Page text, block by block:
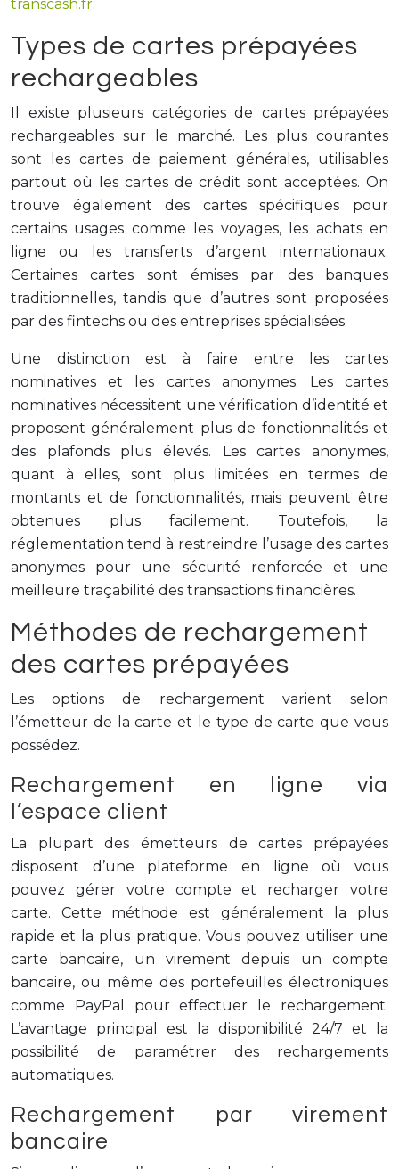
transcash.fr.
Types de cartes prépayées
rechargeables
Il existe plusieurs catégories de cartes prépayées
rechargeables sur le marché. Les plus courantes
sont les cartes de paiement générales, utilisables
partout où les cartes de crédit sont acceptées. On
trouve également des cartes spécifiques pour
certains usages comme les voyages, les achats en
ligne ou les transferts d’argent internationaux.
Certaines cartes sont émises par des banques
traditionnelles, tandis que d’autres sont proposées
par des fintechs ou des entreprises spécialisées.
Une distinction est à faire entre les cartes
nominatives et les cartes anonymes. Les cartes
nominatives nécessitent une vérification d’identité et
proposent généralement plus de fonctionnalités et
des plafonds plus élevés. Les cartes anonymes,
quant à elles, sont plus limitées en termes de
montants et de fonctionnalités, mais peuvent être
obtenues plus facilement. Toutefois, la
réglementation tend à restreindre l’usage des cartes
anonymes pour une sécurité renforcée et une
meilleure traçabilité des transactions financières.
Méthodes de rechargement
des cartes prépayées
Les options de rechargement varient selon
l’émetteur de la carte et le type de carte que vous
possédez.
Rechargement en ligne via
l’espace client
La plupart des émetteurs de cartes prépayées
disposent d’une plateforme en ligne où vous
pouvez gérer votre compte et recharger votre
carte. Cette méthode est généralement la plus
rapide et la plus pratique. Vous pouvez utiliser une
carte bancaire, un virement depuis un compte
bancaire, ou même des portefeuilles électroniques
comme PayPal pour effectuer le rechargement.
L’avantage principal est la disponibilité 24/7 et la
possibilité de paramétrer des rechargements
automatiques.
Rechargement par virement
bancaire